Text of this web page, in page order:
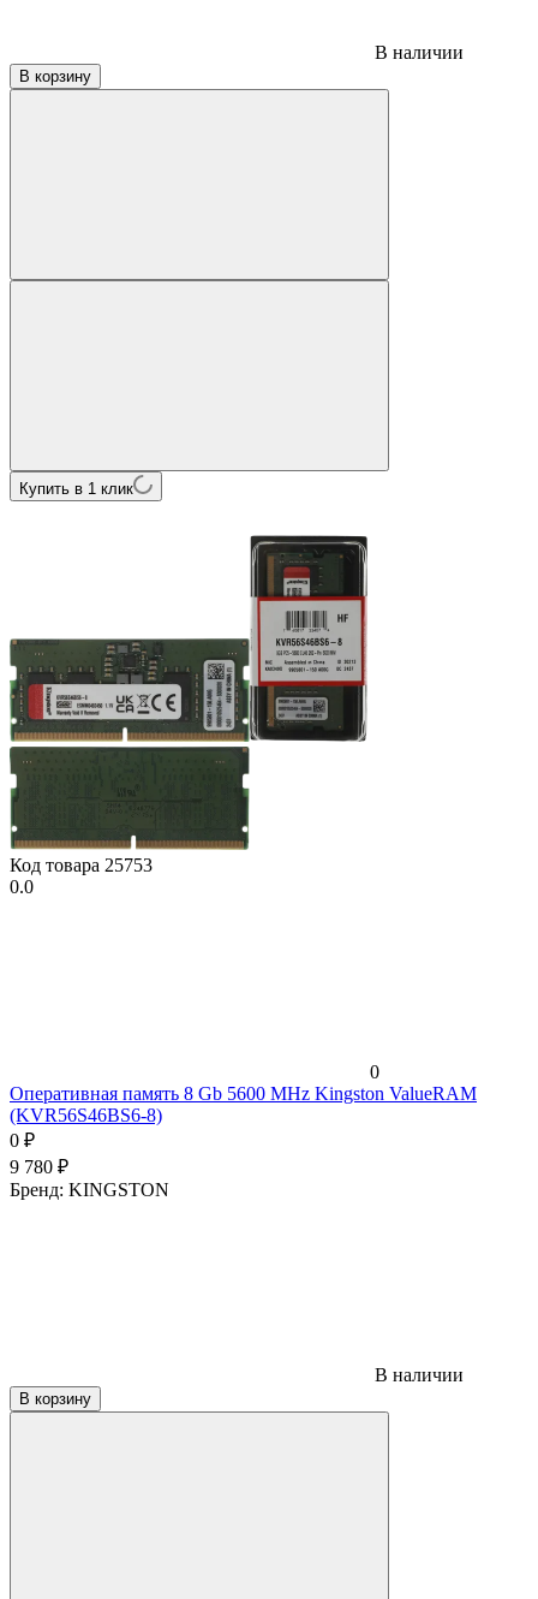
В наличии
В корзину
Купить в 1 клик
Код товара 25753
0.0
0
Оперативная память 8 Gb 5600 MHz Kingston ValueRAM
(KVR56S46BS6-8)
0 ₽
9 780 ₽
Бренд: KINGSTON
В наличии
В корзину